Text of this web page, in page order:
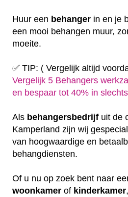
Huur een behanger in en je
een mooi behangen muur,
moeite.
✅ TIP: ( Vergelijk altijd
Vergelijk 5 Behangers
en bespaar tot 40% in
Als behangersbedrijf uit de
Kamperland zijn wij
van hoogwaardige en
behangdiensten.
Of u nu op zoek bent naar
woonkamer of kinderkamer